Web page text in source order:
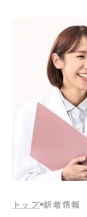
トップ 新着情報